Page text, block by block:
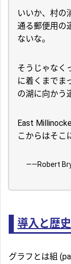
いいか、村の
通る郵便用の
ないな。
そうじゃなく
に着くまでま
の湖に向かう
East
こからはそこ
――Robert
導入と歴史
グラフとは組